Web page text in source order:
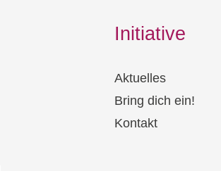
Initiative
Aktuelles
Bring dich ein!
Kontakt